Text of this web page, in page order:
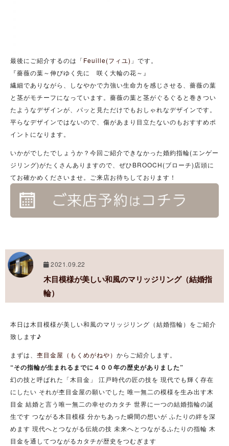
最後にご紹介するのは「Feuille(フィユ) 」です。
『薔薇の葉～伸びゆく先に 咲く大輪の花～』
繊細でありながら、しなやかで力強い生命力を感じさせる、薔薇の葉
と茎がモチーフになっています。薔薇の葉と茎がぐるぐると巻きつい
たようなデザインが、パッと見ただけでもおしゃれなデザインです。
平らなデザインではないので、傷があまり目立たないのもおすすめポ
イントになります。
いかがでしたでしょうか？今回ご紹介できなかった婚約指輪(エンゲー
ジリング)がたくさんありますので、ぜひBROOCH(ブローチ)店頭に
てお確かめくださいませ。ご来店お待ちしております！
2021.09.22
木目模様が美しい和風のマリッジリング（結婚指
輪）
本日は木目模様が美しい和風のマリッジリング（結婚指輪）をご紹介
致します♪
まずは、 杢目金屋（もくめがねや） からご紹介します。
“その指輪が生まれるまでに４００年の歴史がありました”
幻の技と呼ばれた「木目金」 江戸時代の匠の技を 現代でも輝く存在
にしたい それが杢目金屋の願いでした 唯一無二の模様を生み出す木
目金 結婚と言う唯一無二の幸せのカタチ 世界に一つの結婚指輪の誕
生です つながる木目模様 分かちあった瞬間の想いが ふたりの絆を深
めます 現代へとつながる伝統の技 未来へとつながるふたりの指輪 木
目金を通してつながるカタチが歴史をつむぎます